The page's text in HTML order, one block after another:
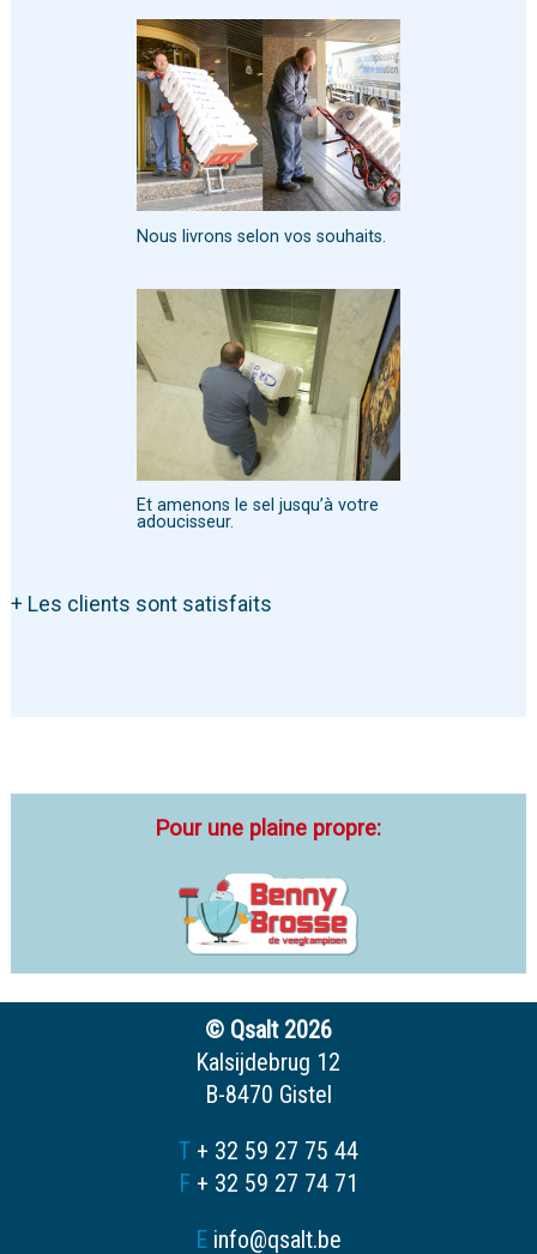
Nous livrons selon vos souhaits.
Et amenons le sel jusqu’à votre
adoucisseur.
+ Les clients sont satisfaits
Pour une plaine propre:
© Qsalt 2026
Kalsijdebrug 12
B-8470 Gistel
T + 32 59 27 75 44
F+ 32 59 27 74 71
E info@qsalt.be